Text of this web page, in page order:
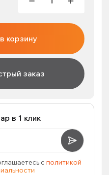
корзину
заказ
в 1 клик
с политикой